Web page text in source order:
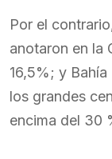
Por el
anotaron en la
16,5%; y
los grandes
encima del 30